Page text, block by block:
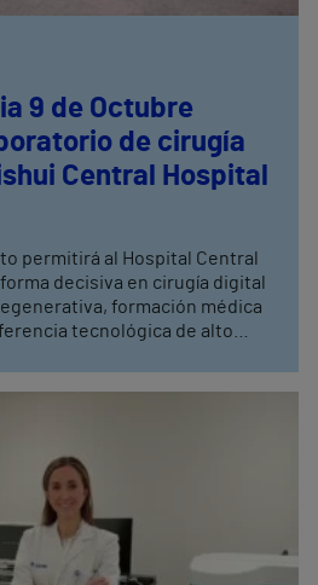
9 de Octubre
de cirugía
Central Hospital
permitirá al Hospital Central
decisiva en cirugía digital
formación médica
tecnológica de alto